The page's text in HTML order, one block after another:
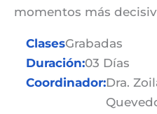
momentos más
ClasesGrabadas
Duración:03 Días
Coordinador:Dra.